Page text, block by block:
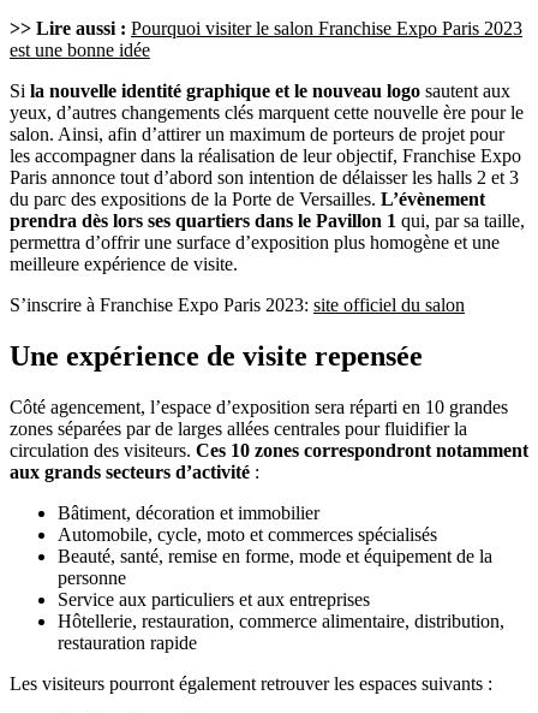
>> Lire aussi : Pourquoi visiter le salon Franchise Expo Paris 2023
est une bonne idée
Si la nouvelle identité graphique et le nouveau logo sautent aux
yeux, d’autres changements clés marquent cette nouvelle ère pour le
salon. Ainsi, afin d’attirer un maximum de porteurs de projet pour
les accompagner dans la réalisation de leur objectif, Franchise Expo
Paris annonce tout d’abord son intention de délaisser les halls 2 et 3
du parc des expositions de la Porte de Versailles. L’évènement
prendra dès lors ses quartiers dans le Pavillon 1 qui, par sa taille,
permettra d’offrir une surface d’exposition plus homogène et une
meilleure expérience de visite.
S’inscrire à Franchise Expo Paris 2023: site officiel du salon
Une expérience de visite repensée
Côté agencement, l’espace d’exposition sera réparti en 10 grandes
zones séparées par de larges allées centrales pour fluidifier la
circulation des visiteurs. Ces 10 zones correspondront notamment
aux grands secteurs d’activité :
Bâtiment, décoration et immobilier
Automobile, cycle, moto et commerces spécialisés
Beauté, santé, remise en forme, mode et équipement de la
personne
Service aux particuliers et aux entreprises
Hôtellerie, restauration, commerce alimentaire, distribution,
restauration rapide
Les visiteurs pourront également retrouver les espaces suivants :